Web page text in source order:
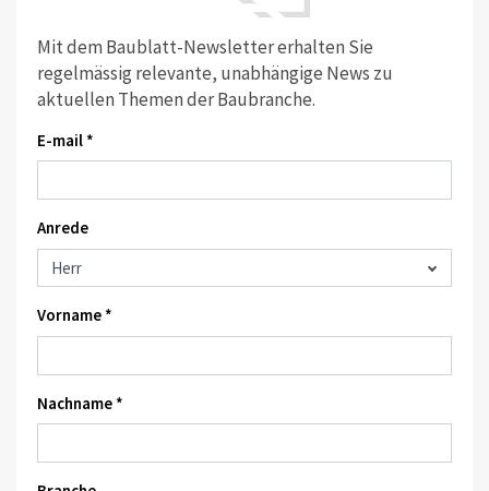
Mit dem Baublatt-Newsletter erhalten Sie
regelmässig relevante, unabhängige News zu
aktuellen Themen der Baubranche.
E-mail *
Anrede
Vorname *
Nachname *